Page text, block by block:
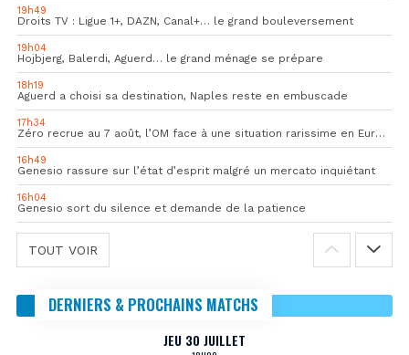
19h49
Droits TV : Ligue 1+, DAZN, Canal+… le grand bouleversement
19h04
Hojbjerg, Balerdi, Aguerd… le grand ménage se prépare
18h19
Aguerd a choisi sa destination, Naples reste en embuscade
17h34
Zéro recrue au 7 août, l’OM face à une situation rarissime en Europe
16h49
Genesio rassure sur l’état d’esprit malgré un mercato inquiétant
16h04
Genesio sort du silence et demande de la patience
TOUT VOIR
DERNIERS & PROCHAINS MATCHS
JEU 30 JUILLET